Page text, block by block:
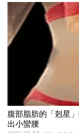
腹部脂肪的「剋星
出小蠻腰